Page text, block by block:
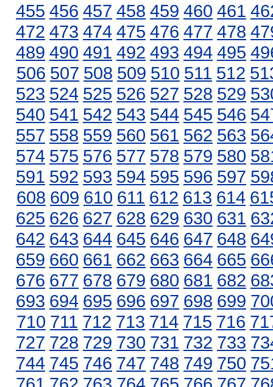
455 456 457 458 459 460 461
472 473 474 475 476 477 478
489 490 491 492 493 494 495
506 507 508 509 510 511 512
523 524 525 526 527 528 529
540 541 542 543 544 545 546
557 558 559 560 561 562 563
574 575 576 577 578 579 580
591 592 593 594 595 596 597
608 609 610 611 612 613 614
625 626 627 628 629 630 631
642 643 644 645 646 647 648
659 660 661 662 663 664 665
676 677 678 679 680 681 682
693 694 695 696 697 698 699
710 711 712 713 714 715 716
727 728 729 730 731 732 733
744 745 746 747 748 749 750